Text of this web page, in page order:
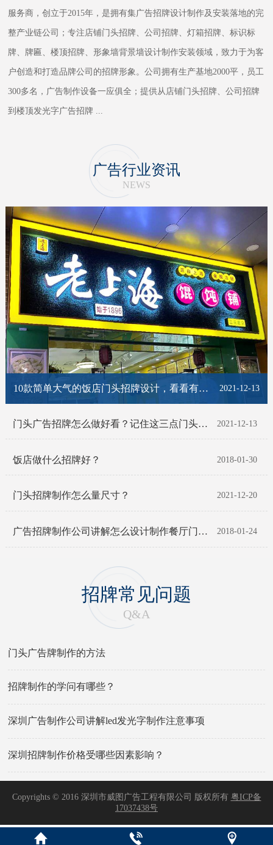
服务商，创立于2015年，是拥有集广告招牌设计制作及安装落地的完
整产业链公司；专注店铺门头招牌、公司招牌、灯箱招牌、标识标
牌、牌匾、楼顶招牌、形象墙背景墙设计制作安装领域，致力于为客
户创造和打造品牌公司的招牌形象。公司拥有生产基地2000平，员工
300多名，广告制作设备一应俱全；提供从店铺门头招牌、公司招牌
到楼顶发光字广告招牌
广告行业资讯
NEWS
2021-12-13
10款简单大气的饭店门头招牌设计，看看有你喜欢的那一款吗？
2021-12-13
门头广告招牌怎么做好看？记住这三点门头招牌脱颖而出！
2018-01-30
饭店做什么招牌好？
2021-12-20
门头招牌制作怎么量尺寸？
2018-01-24
广告招牌制作公司讲解怎么设计制作餐厅门头招牌
招牌常见问题
Q&A
门头广告牌制作的方法
招牌制作的学问有哪些？
深圳广告制作公司讲解led发光字制作注意事项
深圳招牌制作价格受哪些因素影响？
Copyrights © 2016 深圳市威图广告工程有限公司 版权所有 粤ICP备
17037438号